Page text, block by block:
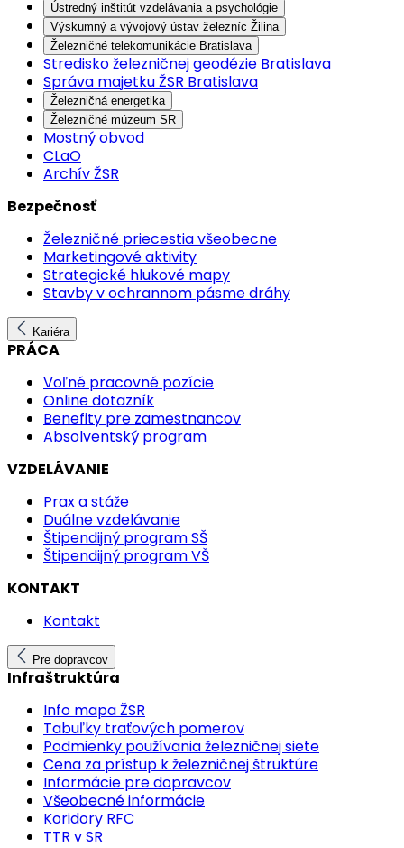
Ústredný inštitút vzdelávania a psychológie
Výskumný a vývojový ústav železníc Žilina
Železničné telekomunikácie Bratislava
Stredisko železničnej geodézie Bratislava
Správa majetku ŽSR Bratislava
Železničná energetika
Železničné múzeum SR
Mostný obvod
CLaO
Archív ŽSR
Bezpečnosť
Železničné priecestia všeobecne
Marketingové aktivity
Strategické hlukové mapy
Stavby v ochrannom pásme dráhy
Kariéra
PRÁCA
Voľné pracovné pozície
Online dotazník
Benefity pre zamestnancov
Absolventský program
VZDELÁVANIE
Prax a stáže
Duálne vzdelávanie
Štipendijný program SŠ
Štipendijný program VŠ
KONTAKT
Kontakt
Pre dopravcov
Infraštruktúra
Info mapa ŽSR
Tabuľky traťových pomerov
Podmienky používania železničnej siete
Cena za prístup k železničnej štruktúre
Informácie pre dopravcov
Všeobecné informácie
Koridory RFC
TTR v SR